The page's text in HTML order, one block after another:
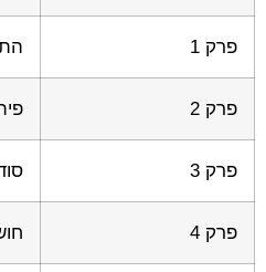
פרק 1
פרק 2
פרק 3
פרק 4